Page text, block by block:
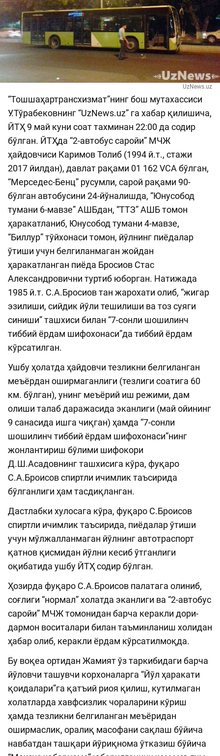
UzNews.uz
“Тошшаҳартранcхизмат”нинг бош мутахассиси
У.Тўрабековнинг “UzNews.uz” га хабар қилишича,
ЙТҲ 9 май куни соат тахминан 22:00 да содир
бўлган. ЙТҲда “2-автобус саройи” МЧЖ
ҳайдовчиси Каримов Толиб (1994 й.т., стажи
2017 йилдан), давлат рақами 01 162 VCA бўлган,
“Мерседес-Бенц” русумли, сарой рақами 90-
бўлган автобусини 24-йўналишда, “Юнусобод
тумани 6-мавзе” АШБдан, “ТТЗ” АШБ томон
ҳаракатланиб, Юнусобод тумани 4-мавзе,
“Биллур” тўйхонаси томон, йўлнинг пиёдалар
ўтиши учун белгиланмаган жойдан
ҳаракатланган пиёда Бросиов Стас
Александровични туртиб юборган. Натижада
1985 й.т. С.А.Бросиов тан жарохати олиб, “жигар
эзилиши, сийдик йўли тешилиши ва тоз суяги
синиши” ташхиси билан “7-сонли шошилинч
тиббий ёрдам шифохонаси”да тиббий ёрдам
кўрсатилган.
Ушбу ҳолатда ҳайдовчи тезликни белгиланган
меъёрдан оширмаганлиги (тезлиги соатига 60
км. бўлган), унинг меъёрий иш режими, дам
олиши талаб даражасида эканлиги (май ойининг
9 санасида ишга чиқган) ҳамда “7-сонли
шошилинч тиббий ёрдам шифохонаси”нинг
жонлантириш бўлими шифокори
Д.Ш.Асадовнинг ташхисига кўра, фуқаро
С.А.Броисов спиртли ичимлик таъсирида
бўлганлиги ҳам тасдиқланган.
Дастлабки хулосага кўра, фуқаро С.Броисов
спиртли ичимлик таъсирида, пиёдалар ўтиши
учун мўлжалланмаган йўлнинг автотраспорт
қатнов қисмидан йўлни кесиб ўтганлиги
оқибатида ушбу ЙТҲ содир бўлган.
Ҳозирда фуқаро С.А.Броисов палатага олиниб,
соғлиги “нормал” холатда эканлиги ва “2-автобус
саройи” МЧЖ томонидан барча керакли дори-
дармон воситалари билан таъминланиш холидан
ҳабар олиб, керакли ёрдам кўрсатилмоқда.
Бу воқеа ортидан Жамият ўз таркибидаги барча
йўловчи ташувчи корхоналарга “Йўл ҳаракати
қоидалари”га қатъий риоя қилиш, кутилмаган
холатларда хавфсизлик чораларини кўриш
ҳамда тезликни белгиланган меъёридан
оширмаслик, оралиқ масофани сақлаш бўйича
навбатдан ташқари йўриқнома ўтказиш бўйича